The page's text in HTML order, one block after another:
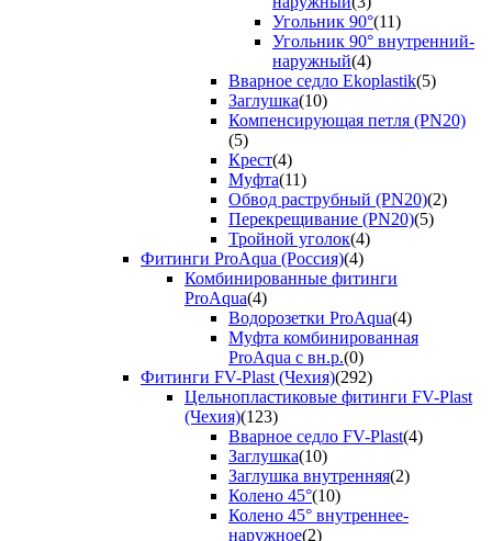
Угольник 90°(11)
Угольник 90° внутренний-
наружный(4)
Вварное седло Ekoplastik(5)
Заглушка(10)
Компенсирующая петля (PN20)
(5)
Крест(4)
Муфта(11)
Обвод раструбный (PN20)(2)
Перекрещивание (PN20)(5)
Тройной уголок(4)
Фитинги ProAqua (Россия)(4)
Комбинированные фитинги
ProAqua(4)
Водорозетки ProAqua(4)
Муфта комбинированная
ProAqua с вн.р.(0)
Фитинги FV-Plast (Чехия)(292)
Цельнопластиковые фитинги FV-Plast
(Чехия)(123)
Вварное седло FV-Plast(4)
Заглушка(10)
Заглушка внутренняя(2)
Колено 45°(10)
Колено 45° внутреннее-
наружное(2)